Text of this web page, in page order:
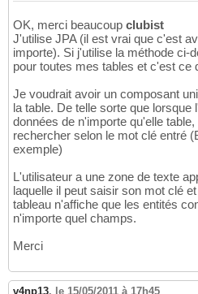
OK, merci beaucoup clubist
J'utilise JPA (il est vrai que c'est
importe). Si j'utilise la méthode ci-
pour toutes mes tables et c'est ce
Je voudrait avoir un composant
la table. De telle sorte que lorsque
données de n'importe qu'elle
rechercher selon le mot clé entré
exemple)
L'utilisateur a une zone de texte
laquelle il peut saisir son mot clé
tableau n'affiche que les entités
n'importe quel champs.
Merci
v4np13, le 15/05/2011 à 17h45